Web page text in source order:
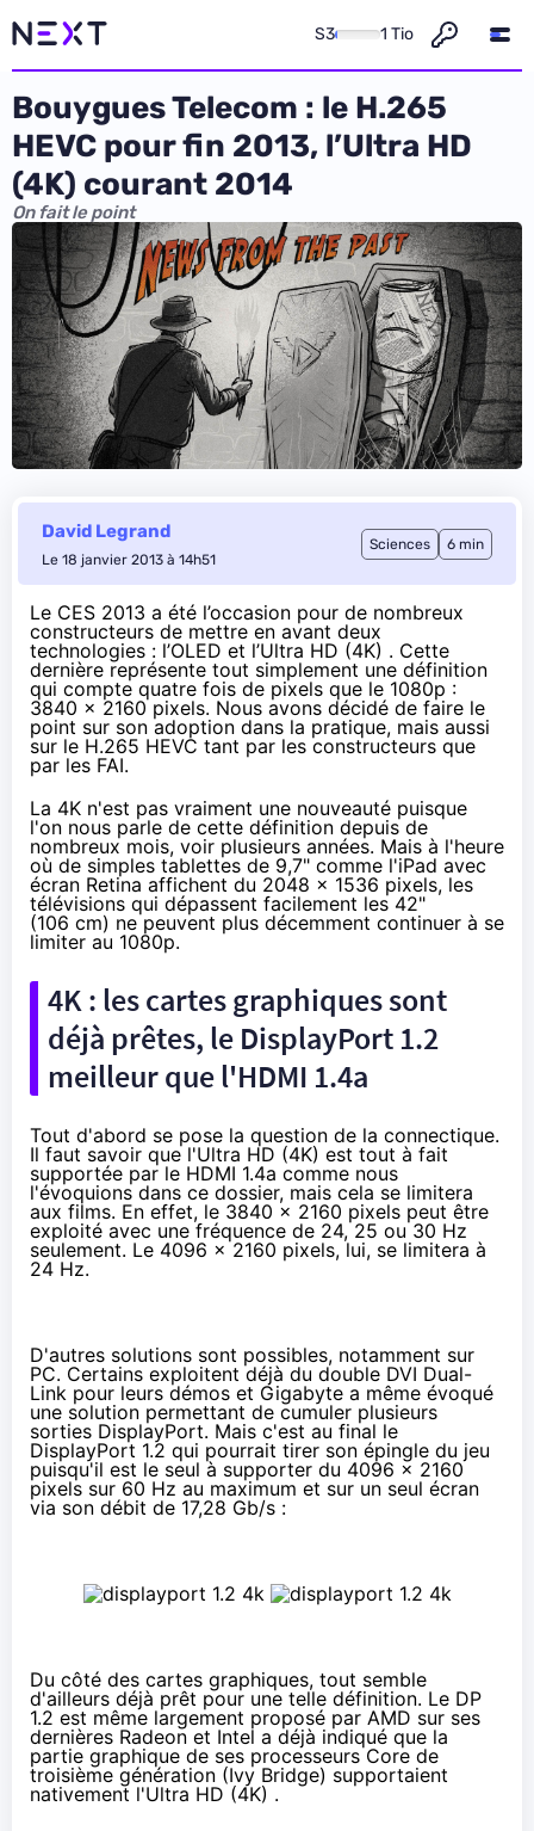
S3 1 Tio
Bouygues Telecom : le H.265
HEVC pour fin 2013, l’Ultra HD
(4K) courant 2014
On fait le point
David Legrand
Le 18 janvier 2013 à 14h51
Sciences 6 min
Le CES 2013 a été l’occasion pour de nombreux
constructeurs de mettre en avant deux
technologies : l’OLED et l’Ultra HD (4K) . Cette
dernière représente tout simplement une définition
qui compte quatre fois de pixels que le 1080p :
3840 x 2160 pixels. Nous avons décidé de faire le
point sur son adoption dans la pratique, mais aussi
sur le H.265 HEVC tant par les constructeurs que
par les FAI.
La 4K n'est pas vraiment une nouveauté puisque
l'on nous parle de cette définition depuis de
nombreux mois, voir plusieurs années. Mais à l'heure
où de simples tablettes de 9,7" comme l'iPad avec
écran Retina affichent du 2048 x 1536 pixels, les
télévisions qui dépassent facilement les 42"
(106 cm) ne peuvent plus décemment continuer à se
limiter au 1080p.
4K : les cartes graphiques sont
déjà prêtes, le DisplayPort 1.2
meilleur que l'HDMI 1.4a
Tout d'abord se pose la question de la connectique.
Il faut savoir que l'Ultra HD (4K) est tout à fait
supportée par le HDMI 1.4a comme nous
l'évoquions dans ce dossier, mais cela se limitera
aux films. En effet, le 3840 x 2160 pixels peut être
exploité avec une fréquence de 24, 25 ou 30 Hz
seulement. Le 4096 x 2160 pixels, lui, se limitera à
24 Hz.
D'autres solutions sont possibles, notamment sur
PC. Certains exploitent déjà du double DVI Dual-
Link pour leurs démos et Gigabyte a même évoqué
une solution permettant de cumuler plusieurs
sorties DisplayPort. Mais c'est au final le
DisplayPort 1.2 qui pourrait tirer son épingle du jeu
puisqu'il est le seul à supporter du 4096 x 2160
pixels sur 60 Hz au maximum et sur un seul écran
via son débit de 17,28 Gb/s :
Du côté des cartes graphiques, tout semble
d'ailleurs déjà prêt pour une telle définition. Le DP
1.2 est même largement proposé par AMD sur ses
dernières Radeon et Intel a déjà indiqué que la
partie graphique de ses processeurs Core de
troisième génération (Ivy Bridge) supportaient
nativement l'Ultra HD (4K) .